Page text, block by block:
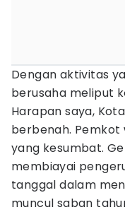
Dengan aktivitas
berusaha meliput
Harapan saya,
berbenah.
yang kesumbat.
membiayai
tanggal dalam
muncul saban